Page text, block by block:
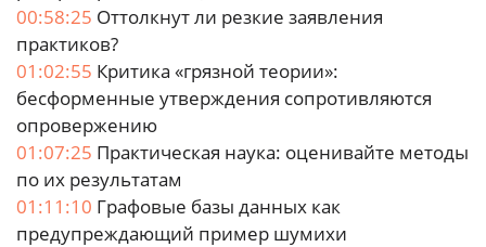
00:58:25 Оттолкнут ли резкие заявления
практиков?
01:02:55 Критика «грязной теории»:
бесформенные утверждения сопротивляются
опровержению
01:07:25 Практическая наука: оценивайте методы
по их результатам
01:11:10 Графовые базы данных как
предупреждающий пример шумихи